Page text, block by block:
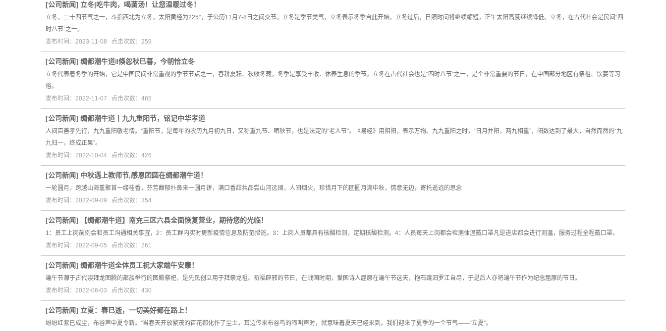
[公司新闻] 立冬|吃牛肉，喝菌汤！让您温暖过冬！
立冬，二十四节气之一，斗指西北为立冬，太阳黄经为225°，于公历11月7-8日之间交节。立冬是季节类气，立冬表示冬季自此开始。立冬过后，日照时间将继续缩短，正午太阳高度继续降低。立冬，在古代社会是民间“四
时八节”之一。
发布时间：2023-11-08 点击次数：259
[公司新闻] 绸都潮牛道‖倏忽秋已暮，今朝恰立冬
立冬代表着冬季的开始，它是中国民间非常重视的季节节点之一，春耕夏耘、秋收冬藏，冬季是享受丰收、休养生息的季节。立冬在古代社会也是“四时八节”之一，是个非常重要的节日，在中国部分地区有祭祖、饮宴等习
俗。
发布时间：2022-11-07 点击次数：465
[公司新闻] 绸都潮牛道丨九九重阳节，铭记中华孝道
人间百善孝先行，九九重阳敬老情。”重阳节，是每年的农历九月初九日，又称重九节、晒秋节，也是法定的“老人节”。《易经》用阴阳，表示万物。九九重阳之时，“日月并阳，两九相重”，阳数达到了最大，自然而然的“九
九归一，终成正果”。
发布时间：2022-10-04 点击次数：426
[公司新闻] 中秋遇上教师节,感恩团圆在绸都潮牛道！
一轮圆月，跨越山海重聚首一缕桂香，芬芳馥郁扑鼻来一圆月饼，满口香甜共品尝山河远阔，人间烟火，珍惜月下的团圆月满中秋，情意无边，寄托遥远的思念
发布时间：2022-09-09 点击次数：354
[公司新闻] 【绸都潮牛道】南充三区六县全面恢复营业，期待您的光临！
1：员工上岗前例会和员工沟通相关事宜，2：员工群内实时更新疫情信息及防范措施。3：上岗人员都具有核酸检测，定期核酸检测。4：人员每天上岗都会检测体温戴口罩凡是进店都会进行测温，服务过程全程戴口罩。
发布时间：2022-09-05 点击次数：261
[公司新闻] 绸都潮牛道全体员工祝大家端午安康！
端午节源于古代崇拜龙图腾的部族举行的图腾祭祀，是先民创立用于拜祭龙祖、祈福辟邪的节日，在战国时期，爱国诗人屈原在端午节这天，抱石跳汨罗江自尽，于是后人亦将端午节作为纪念屈原的节日。
发布时间：2022-06-03 点击次数：430
[公司新闻] 立夏：春已逝，一切美好都在路上！
纷纷红紫已成尘，布谷声中夏令新。”当春天开放繁茂的百花都化作了尘土，耳边传来布谷鸟的啼叫声时，就意味着夏天已经来到。我们迎来了夏季的一个节气——“立夏”。